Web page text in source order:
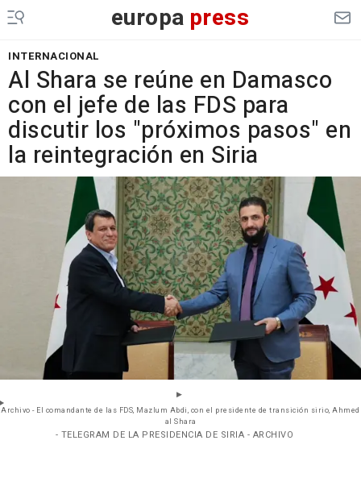
europa press
INTERNACIONAL
Al Shara se reúne en Damasco
con el jefe de las FDS para
discutir los "próximos pasos" en
la reintegración en Siria
Archivo - El comandante de las FDS, Mazlum Abdi, con el presidente de transición sirio, Ahmed
al Shara
- TELEGRAM DE LA PRESIDENCIA DE SIRIA - ARCHIVO